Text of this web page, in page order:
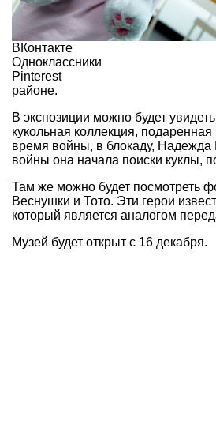
ВКонтакте
Одноклассники
Pinterest
районе.
В экспозиции можно будет
кукольная коллекция,
время войны, в блокаду, Надежда
войны она начала поиски куклы,
Там же можно будет посмотреть
Веснушки и Тото. Эти герои
который является аналогом
Музей будет открыт с 16 декабря.